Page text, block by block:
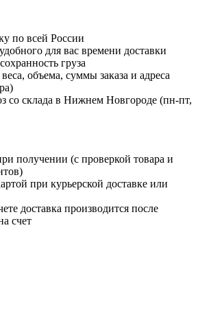
по всей России
для вас времени доставки
груза
объема, суммы заказа и адреса
со склада в Нижнем Новгороде (пн-пт,
получении (с проверкой товара и
при курьерской доставке или
доставка производится после
счет